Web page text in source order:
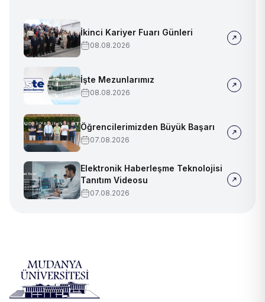
İkinci Kariyer Fuarı Günleri
08.08.2026
İşte Mezunlarımız
08.08.2026
Öğrencilerimizden Büyük Başarı
07.08.2026
Elektronik Haberleşme Teknolojisi
Tanıtım Videosu
07.08.2026